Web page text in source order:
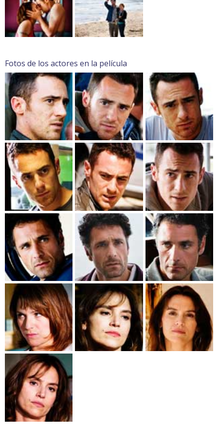
Fotos de los actores en la película